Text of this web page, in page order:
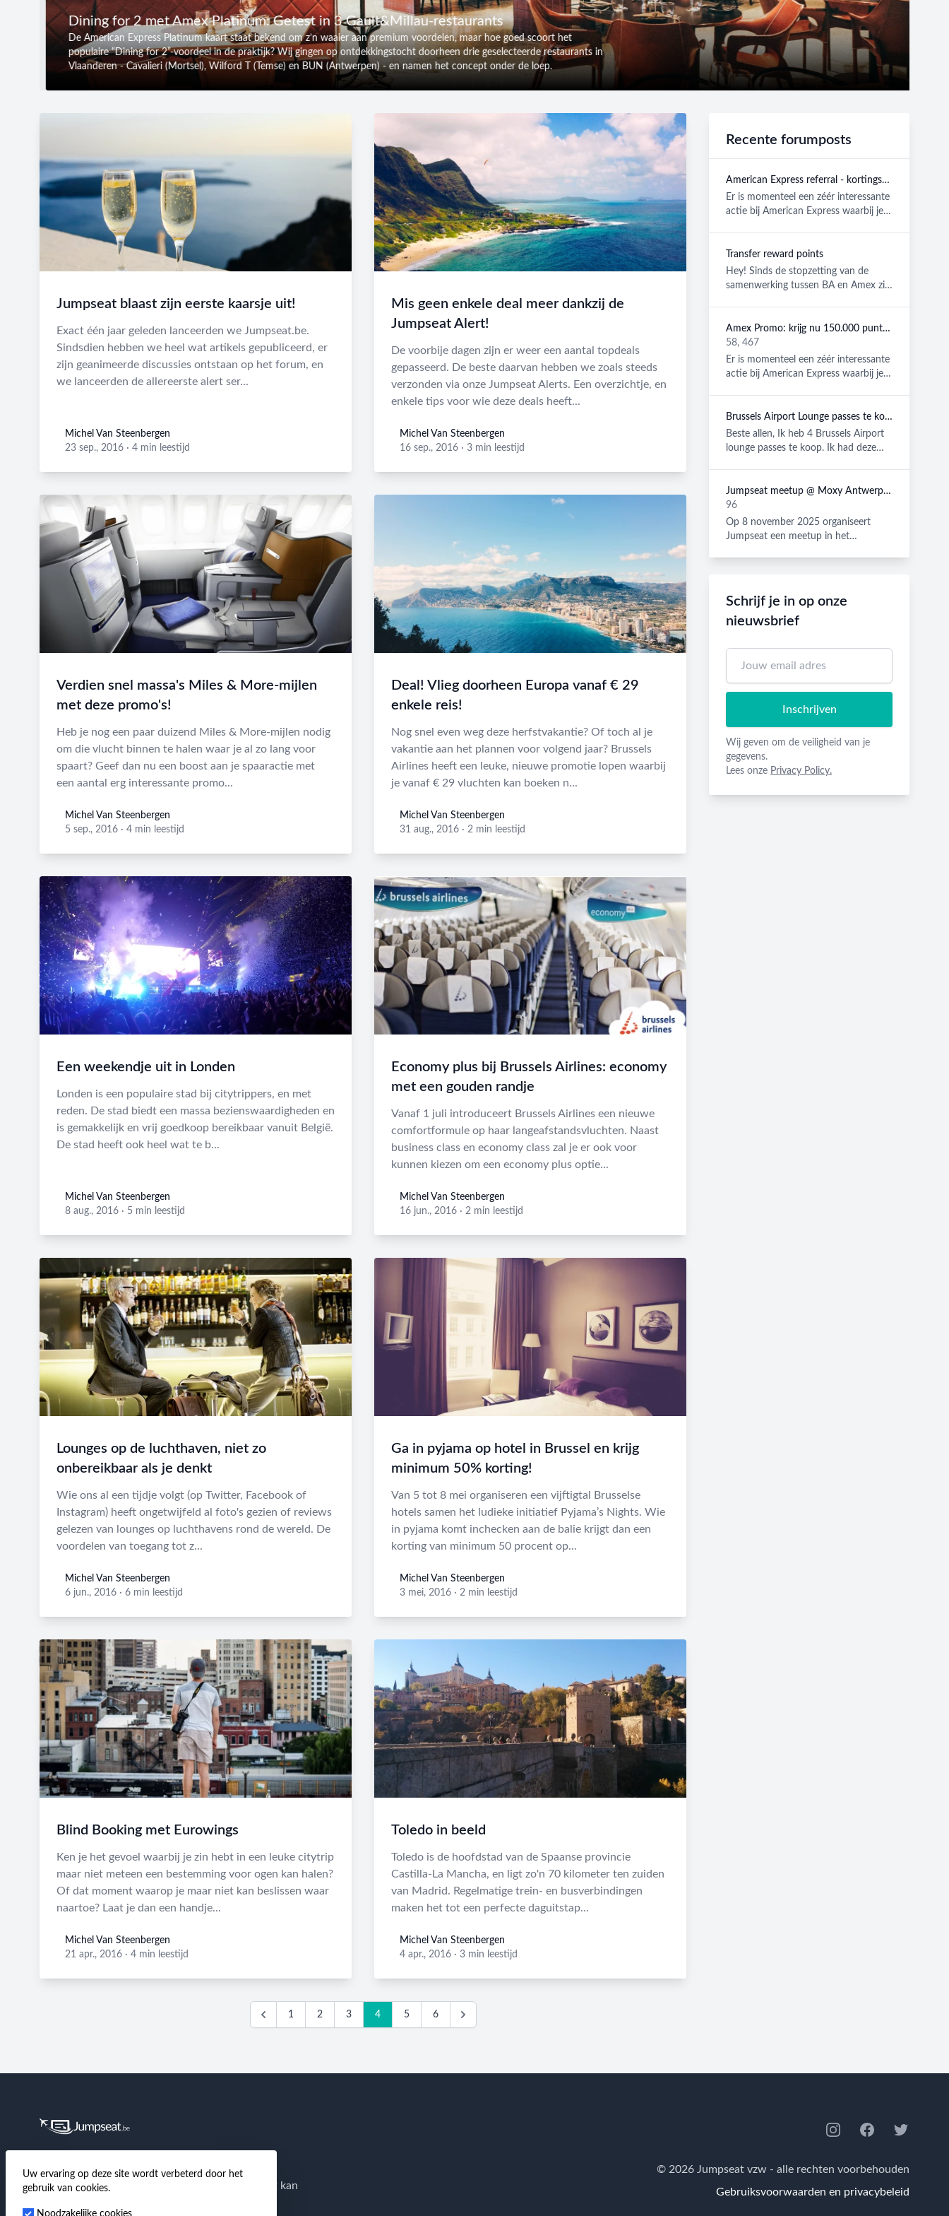
Dining for 2 met Amex Platinum: Getest in 3 Gault&Millau-restaurants
De American Express Platinum kaart staat bekend om z’n waaier aan premium voordelen, maar hoe goed scoort het
populaire “Dining for 2”-voordeel in de praktijk? Wij gingen op ontdekkingstocht doorheen drie geselecteerde restaurants in
Vlaanderen - Cavalieri (Mortsel), Wilford T (Temse) en BUN (Antwerpen) - en namen het concept onder de loep.
Jumpseat blaast zijn eerste kaarsje uit!
Exact één jaar geleden lanceerden we Jumpseat.be.
Sindsdien hebben we heel wat artikels gepubliceerd, er
zijn geanimeerde discussies ontstaan op het forum, en
we lanceerden de allereerste alert ser...
Michel Van Steenbergen
Michel Van Steenbergen
23 sep., 2016 · 4 min leestijd
Mis geen enkele deal meer dankzij de
Jumpseat Alert!
De voorbije dagen zijn er weer een aantal topdeals
gepasseerd. De beste daarvan hebben we zoals steeds
verzonden via onze Jumpseat Alerts. Een overzichtje, en
enkele tips voor wie deze deals heeft...
Michel Van Steenbergen
Michel Van Steenbergen
16 sep., 2016 · 3 min leestijd
Verdien snel massa's Miles & More-mijlen
met deze promo's!
Heb je nog een paar duizend Miles & More-mijlen nodig
om die vlucht binnen te halen waar je al zo lang voor
spaart? Geef dan nu een boost aan je spaaractie met
een aantal erg interessante promo...
Michel Van Steenbergen
Michel Van Steenbergen
5 sep., 2016 · 4 min leestijd
Deal! Vlieg doorheen Europa vanaf € 29
enkele reis!
Nog snel even weg deze herfstvakantie? Of toch al je
vakantie aan het plannen voor volgend jaar? Brussels
Airlines heeft een leuke, nieuwe promotie lopen waarbij
je vanaf € 29 vluchten kan boeken n...
Michel Van Steenbergen
Michel Van Steenbergen
31 aug., 2016 · 2 min leestijd
Een weekendje uit in Londen
Londen is een populaire stad bij citytrippers, en met
reden. De stad biedt een massa bezienswaardigheden en
is gemakkelijk en vrij goedkoop bereikbaar vanuit België.
De stad heeft ook heel wat te b...
Michel Van Steenbergen
Michel Van Steenbergen
8 aug., 2016 · 5 min leestijd
Economy plus bij Brussels Airlines: economy
met een gouden randje
Vanaf 1 juli introduceert Brussels Airlines een nieuwe
comfortformule op haar langeafstandsvluchten. Naast
business class en economy class zal je er ook voor
kunnen kiezen om een economy plus optie...
Michel Van Steenbergen
Michel Van Steenbergen
16 jun., 2016 · 2 min leestijd
Lounges op de luchthaven, niet zo
onbereikbaar als je denkt
Wie ons al een tijdje volgt (op Twitter, Facebook of
Instagram) heeft ongetwijfeld al foto's gezien of reviews
gelezen van lounges op luchthavens rond de wereld. De
voordelen van toegang tot z...
Michel Van Steenbergen
Michel Van Steenbergen
6 jun., 2016 · 6 min leestijd
Ga in pyjama op hotel in Brussel en krijg
minimum 50% korting!
Van 5 tot 8 mei organiseren een vijftigtal Brusselse
hotels samen het ludieke initiatief Pyjama’s Nights. Wie
in pyjama komt inchecken aan de balie krijgt dan een
korting van minimum 50 procent op...
Michel Van Steenbergen
Michel Van Steenbergen
3 mei, 2016 · 2 min leestijd
Blind Booking met Eurowings
Ken je het gevoel waarbij je zin hebt in een leuke citytrip
maar niet meteen een bestemming voor ogen kan halen?
Of dat moment waarop je maar niet kan beslissen waar
naartoe? Laat je dan een handje...
Michel Van Steenbergen
Michel Van Steenbergen
21 apr., 2016 · 4 min leestijd
Toledo in beeld
Toledo is de hoofdstad van de Spaanse provincie
Castilla-La Mancha, en ligt zo'n 70 kilometer ten zuiden
van Madrid. Regelmatige trein- en busverbindingen
maken het tot een perfecte daguitstap...
Michel Van Steenbergen
Michel Van Steenbergen
4 apr., 2016 · 3 min leestijd
1 2 3 4 5 6
Recente forumposts
American Express referral - kortingscode: 250.000 bonuspunten GRATIS
Er is momenteel een zéér interessante
actie bij American Express waarbij je
Transfer reward points
Hey! Sinds de stopzetting van de
samenwerking tussen BA en Amex zit
Amex Promo: krijg nu 150.000 punten cadeau bij aanvraag van een American Express Platinum kaart!
58, 467
Er is momenteel een zéér interessante
actie bij American Express waarbij je
Brussels Airport Lounge passes te koop (geldig tot 29/08/2026)
Beste allen, Ik heb 4 Brussels Airport
lounge passes te koop. Ik had deze
Jumpseat meetup @ Moxy Antwerp op 8 november 2025
96
Op 8 november 2025 organiseert
Jumpseat een meetup in het
Schrijf je in op onze
nieuwsbrief
Inschrijven
Wij geven om de veiligheid van je
gegevens.
Lees onze Privacy Policy.
InstagramFacebookTwitter
© 2026 Jumpseat vzw - alle rechten voorbehouden
Gebruiksvoorwaarden en privacybeleid
community van en voor reizigers waar je terecht kan
voor tips & tricks over goedkoop reizen, hotels,
Uw ervaring op deze site wordt verbeterd door het
gebruik van cookies.
Noodzakelijke cookies